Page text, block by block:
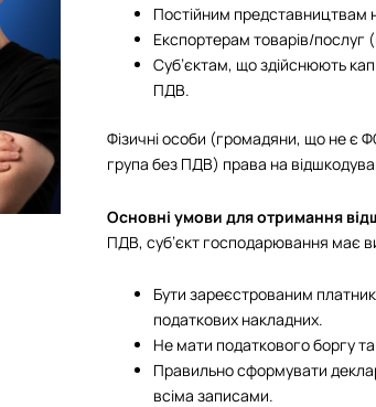
Постійним представництвам
Експортерам товарів/послуг
Суб’єктам, що здійснюють
ПДВ.
Фізичні особи (громадяни, що не є
група без ПДВ) права на
Основні умови для отримання
ПДВ, суб’єкт господарювання має
Бути зареєстрованим
податкових накладних.
Не мати податкового боргу
Правильно сформувати
всіма записами.